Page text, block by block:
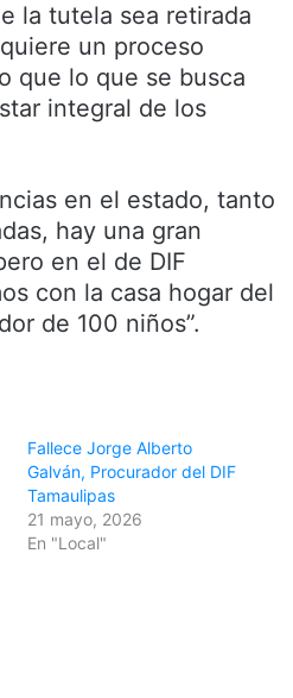
la tutela sea retirada
un proceso
que lo que se busca
integral de los
en el estado, tanto
hay una gran
en el de DIF
con la casa hogar del
de 100 niños”.
Fallece Jorge Alberto
Galván, Procurador del DIF
Tamaulipas
21 mayo, 2026
En "Local"